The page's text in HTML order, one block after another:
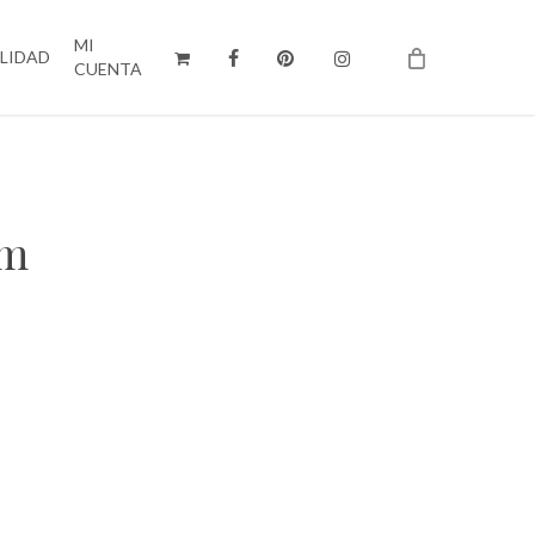
MI
CUENTA